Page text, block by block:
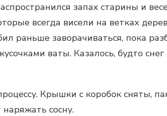
запах старины и
всегда висели на ветках
раньше заворачиваться, пока
ваты. Казалось, будто
Крышки с коробок сняты,
сосну.